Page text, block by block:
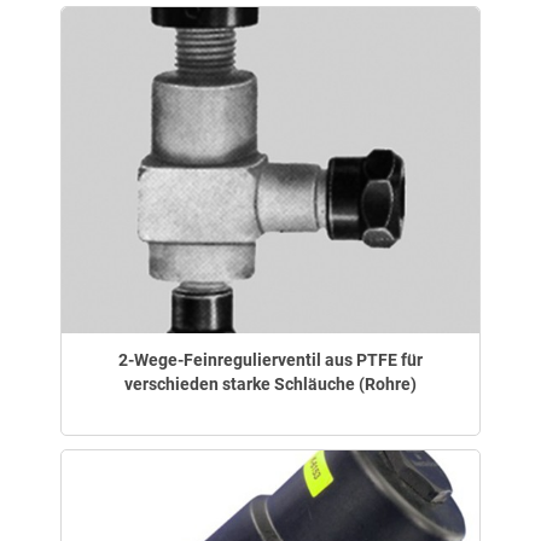
2-Wege-Feinregulierventil aus PTFE für
verschieden starke Schläuche (Rohre)